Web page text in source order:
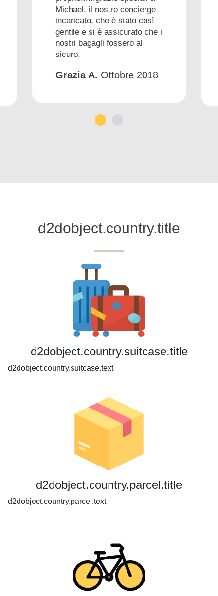
Michael, il nostro concierge
incaricato, che è stato così
gentile e si è assicurato che i
nostri bagagli fossero al
sicuro.
Grazia A. Ottobre 2018
d2dobject.country.title
d2dobject.country.suitcase.title
d2dobject.country.suitcase.text
d2dobject.country.parcel.title
d2dobject.country.parcel.text